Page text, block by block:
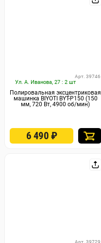
Ул. А. Иванова, 27 : 2 шт
Арт. 39746
Полировальная эксцентриковая
машинка BIYOTI BYT-P150 (150
мм, 720 Вт, 4900 об/мин)
6 490 ₽
Арт. 39729